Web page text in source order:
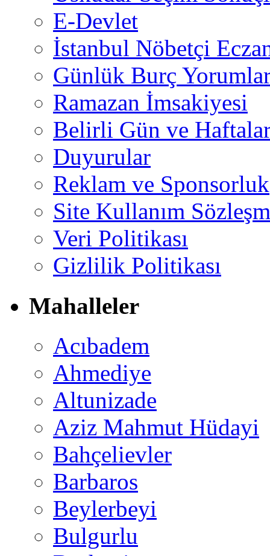
E-Devlet
İstanbul Nöbetçi
Günlük Burç
Ramazan İmsakiyesi
Belirli Gün ve
Duyurular
Reklam ve Sponsorluk
Site Kullanım
Veri Politikası
Gizlilik Politikası
Mahalleler
Acıbadem
Ahmediye
Altunizade
Aziz Mahmut Hüdayi
Bahçelievler
Barbaros
Beylerbeyi
Bulgurlu